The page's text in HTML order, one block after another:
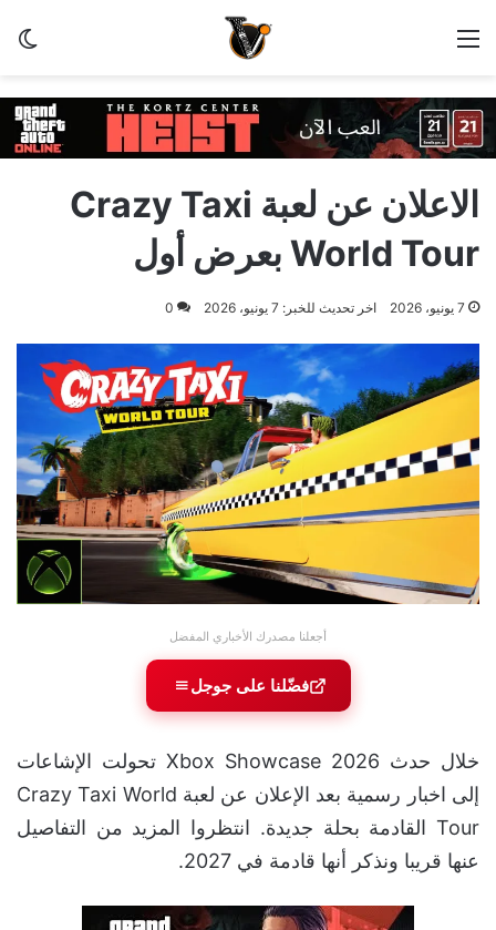
القائمة
الاعلان عن لعبة Crazy Taxi
World Tour بعرض أول
7 يونيو، 2026 اخر تحديث للخبر: 7 يونيو، 2026 0
أجعلنا مصدرك الأخباري المفضل
فضّلنا على جوجل
خلال حدث Xbox Showcase 2026 تحولت الإشاعات
إلى اخبار رسمية بعد الإعلان عن لعبة Crazy Taxi World
Tour القادمة بحلة جديدة. انتظروا المزيد من التفاصيل
عنها قريبا ونذكر أنها قادمة في 2027.